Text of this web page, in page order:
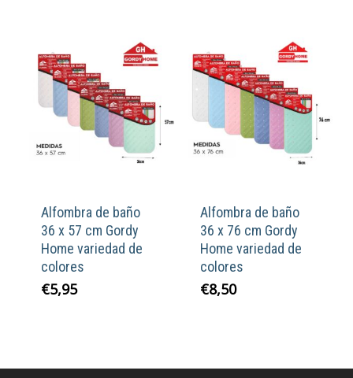
Alfombra de baño
36 x 57 cm Gordy
Home variedad de
colores
€5,95
Alfombra de baño
36 x 76 cm Gordy
Home variedad de
colores
€8,50